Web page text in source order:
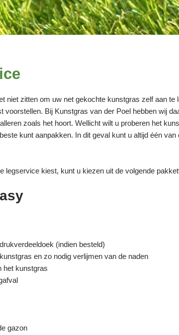
niet zitten om uw net gekochte kunstgras zelf aan
voorstellen. Bij Kunstgras van der Poel hebben wij
zoals het hoort. Wellicht wilt u proberen het
kunt aanpakken. In dit geval kunt u altijd één
legservice kiest, kunt u kiezen uit de volgende
(indien besteld)
en zo nodig verlijmen van de naden
het kunstgras
gazon